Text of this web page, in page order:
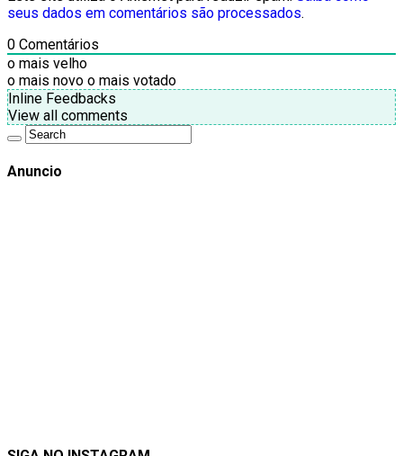
seus dados em comentários são processados.
0 Comentários
o mais velho
o mais novo o mais votado
Inline Feedbacks
View all comments
Anuncio